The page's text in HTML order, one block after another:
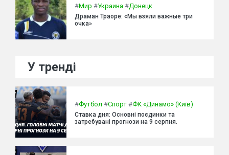
#Мир #Украина #Донецк
Драман Траоре: «Мы взяли важные три
очка»
У тренді
#Футбол #Спорт #ФК «Динамо» (Київ)
Ставка дня: Основні поєдинки та
затребувані прогнози на 9 серпня.